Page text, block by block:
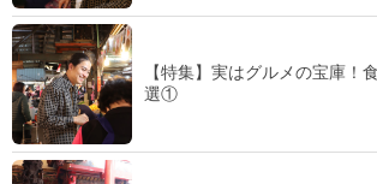
【特集】実はグルメの宝庫！
選①